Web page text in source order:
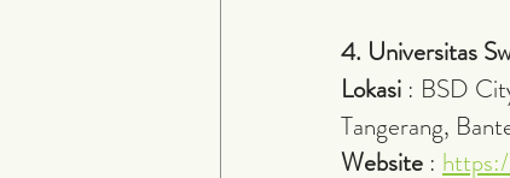
4. Universitas
Lokasi : BSD
Tangerang,
Website :